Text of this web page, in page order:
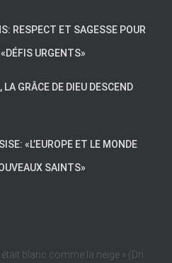
RESPECT ET SAGESSE POUR
URGENTS»
GRÂCE DE DIEU DESCEND
«L’EUROPE ET LE MONDE
SAINTS»
blanc comme la neige » (Dn